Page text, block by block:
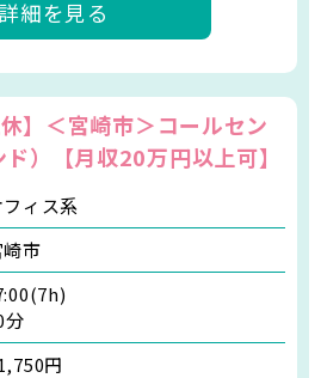
詳細を見る
】＜宮崎市＞コールセン
）【月収20万円以上可】
ィス系
市
円